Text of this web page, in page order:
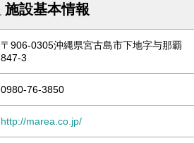
施設基本情報
〒906-0305沖縄県宮古島市下地字与那覇
847-3
0980-76-3850
http://marea.co.jp/